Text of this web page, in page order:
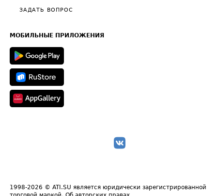
Общие положения
Полезное по перевозкам
Техническая информация
ЗАДАТЬ ВОПРОС
МОБИЛЬНЫЕ ПРИЛОЖЕНИЯ
1998-2026 © ATI.SU является юридически зарегистрированной